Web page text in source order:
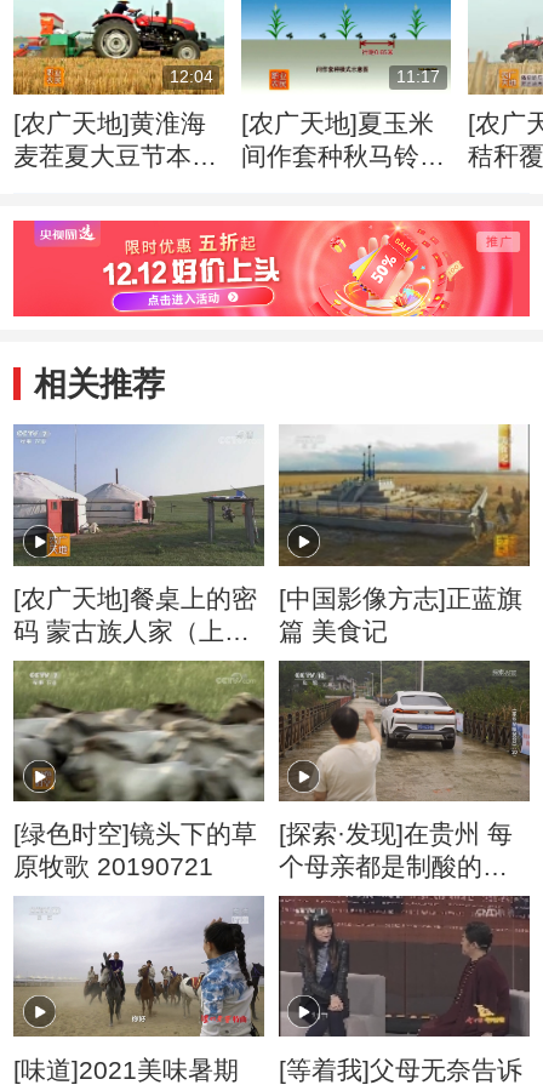
12:04
[农广天地]黄淮海
麦茬夏大豆节本栽
11:17
[农广天地]夏玉米
间作套种秋马铃薯
20180606
[农广
秸秆
相关推荐
[农广天地]餐桌上的密
码 蒙古族人家（上
集） 20180524
[中国影像方志]正蓝旗
篇 美食记
[绿色时空]镜头下的草
原牧歌 20190721
[探索·发现]在贵州 每
个母亲都是制酸的高
手
[味道]2021美味暑期
[等着我]父母无奈告诉